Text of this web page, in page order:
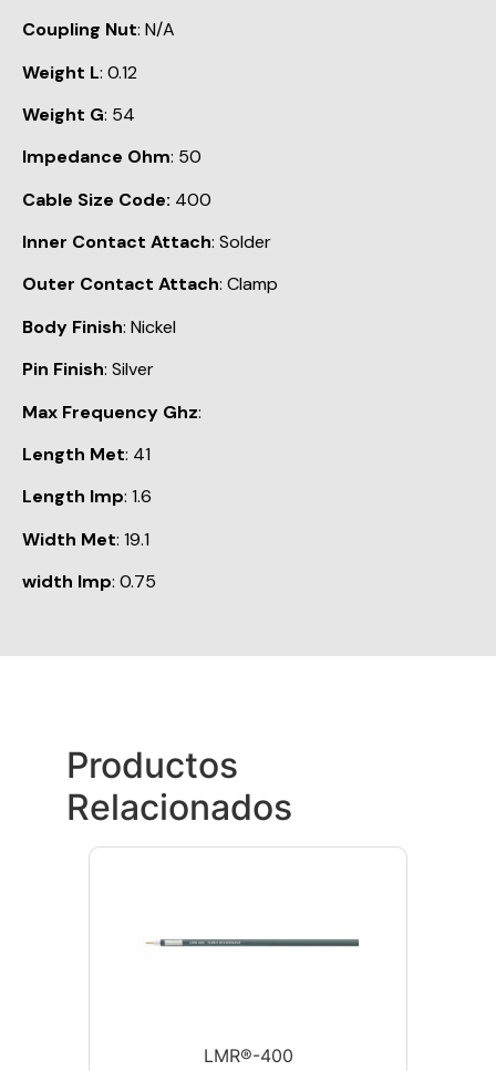
Coupling Nut: N/A
Weight L: 0.12
Weight G: 54
Impedance Ohm: 50
Cable Size Code: 400
Inner Contact Attach: Solder
Outer Contact Attach: Clamp
Body Finish: Nickel
Pin Finish: Silver
Max Frequency Ghz:
Length Met: 41
Length Imp: 1.6
Width Met: 19.1
width Imp: 0.75
Productos
Relacionados
LMR®-400